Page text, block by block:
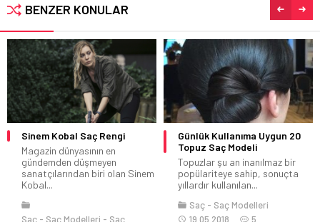
BENZER KONULAR
Günlük Kullanıma Uygun 20
Topuz Saç Modeli
Topuzlar şu an inanılmaz bir
popülariteye sahip, sonuçta
yıllardır kullanılan...
19.05.2018
5
Yazlık Saç Modelleri
Yazlık saç modelleri ile
saçlarınızda özgür bir hava
yaratabilirsiniz. Yaz...
01.06.2020